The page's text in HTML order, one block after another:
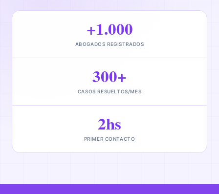
+1.000
ABOGADOS REGISTRADOS
300+
CASOS RESUELTOS/MES
2hs
PRIMER CONTACTO